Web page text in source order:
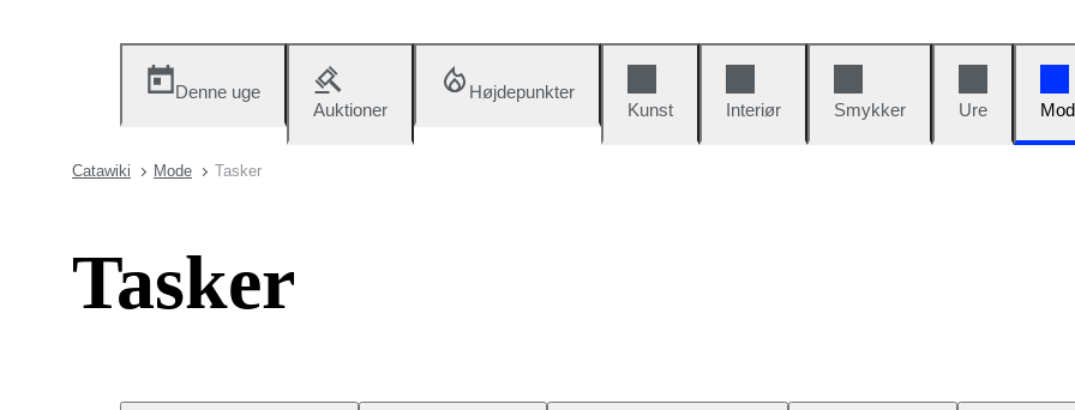
Denne uge
Auktioner
Højdepunkter
Kunst
Interiør Smykker Ure
Catawiki Mode Tasker
Tasker